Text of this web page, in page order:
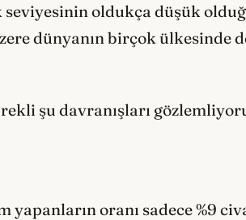
oldukça düşük
dünyanın birçok ülkesinde
şu davranışları
oranı sadece %9